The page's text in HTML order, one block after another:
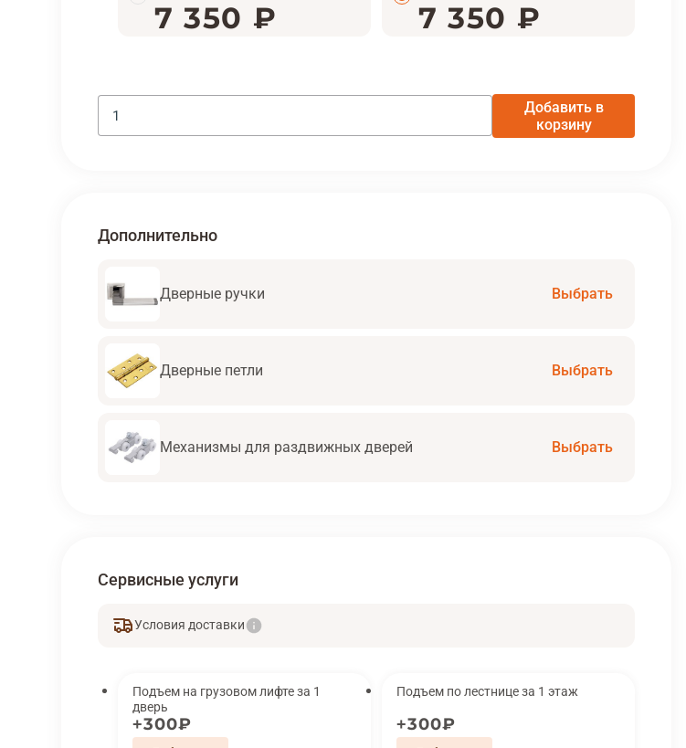
7 350 ₽ 7 350 ₽
Добавить в
корзину
Дополнительно
Дверные ручки Выбрать
Дверные петли Выбрать
Механизмы для раздвижных дверей Выбрать
Сервисные услуги
Условия доставки
Подъем на грузовом лифте за 1
дверь
300₽
Подъем по лестнице за 1 этаж
300₽